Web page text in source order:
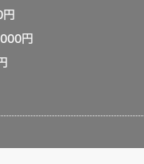
円